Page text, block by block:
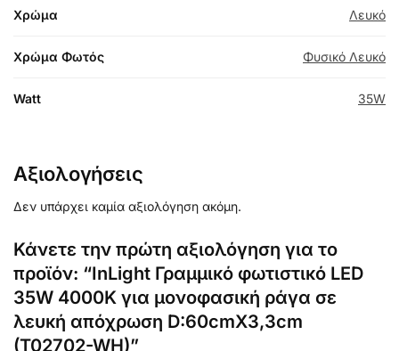
Χρώμα Λευκό
Χρώμα Φωτός Φυσικό Λευκό
Watt 35W
Αξιολογήσεις
Δεν υπάρχει καμία αξιολόγηση ακόμη.
Κάνετε την πρώτη αξιολόγηση για το
προϊόν: “InLight Γραμμικό φωτιστικό LED
35W 4000K για μονοφασική ράγα σε
λευκή απόχρωση D:60cmX3,3cm
(T02702-WH)”